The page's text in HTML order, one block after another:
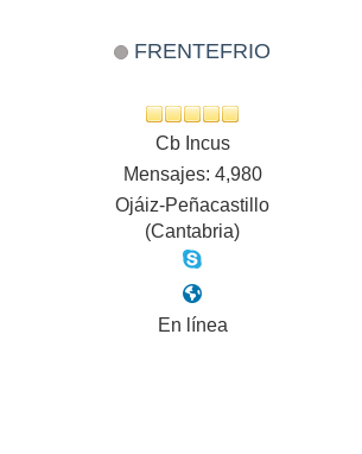
FRENTEFRIO
Cb Incus
Mensajes: 4,980
Ojáiz-Peñacastillo
(Cantabria)
En línea